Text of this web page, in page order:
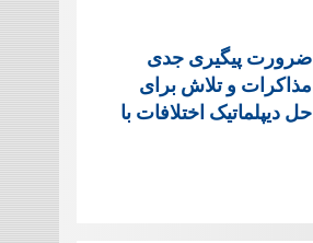
ضرورت پیگیری جدی
مذاکرات و تلاش برای
حل دیپلماتیک اختلافات با